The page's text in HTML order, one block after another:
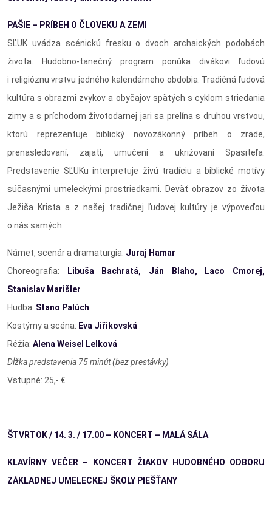
PAŠIE – PRÍBEH O ČLOVEKU A ZEMI
SĽUK uvádza scénickú fresku o dvoch archaických podobách
života. Hudobno-tanečný program ponúka divákovi ľudovú
i religióznu vrstvu jedného kalendárneho obdobia. Tradičná ľudová
kultúra s obrazmi zvykov a obyčajov spätých s cyklom striedania
zimy a s príchodom životodarnej jari sa prelína s druhou vrstvou,
ktorú reprezentuje biblický novozákonný príbeh o zrade,
prenasledovaní, zajatí, umučení a ukrižovaní Spasiteľa.
Predstavenie SĽUKu interpretuje živú tradíciu a biblické motívy
súčasnými umeleckými prostriedkami. Deväť obrazov zo života
Ježiša Krista a z našej tradičnej ľudovej kultúry je výpoveďou
o nás samých.
Námet, scenár a dramaturgia: Juraj Hamar
Choreografia:
Libuša Bachratá, Ján Blaho, Laco Cmorej,
Stanislav Marišler
Hudba: Stano Palúch
Kostýmy a scéna: Eva Jiřikovská
Réžia: Alena Weisel Lelková
Dĺžka predstavenia 75 minút (bez prestávky)
Vstupné: 25,- €
ŠTVRTOK / 14. 3. / 17.00 – KONCERT – MALÁ SÁLA
KLAVÍRNY VEČER – KONCERT ŽIAKOV HUDOBNÉHO ODBORU
ZÁKLADNEJ UMELECKEJ ŠKOLY PIEŠŤANY